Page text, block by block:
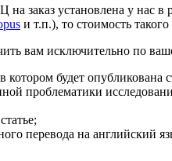
заказ установлена у нас
и т.п.), то стоимость
вам исключительно по
будет опубликована
проблематики
перевода на английский